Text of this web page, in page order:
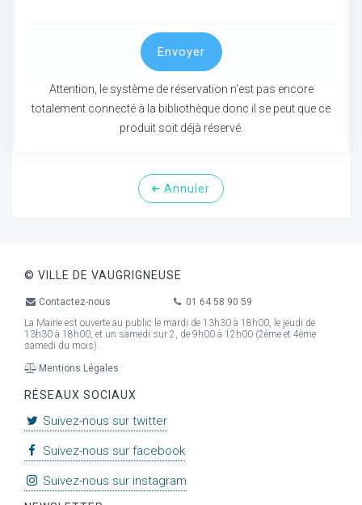
Envoyer
Attention, le système de réservation n'est pas encore
totalement connecté à la bibliothèque donc il se peut que ce
produit soit déjà réservé.
Annuler
© VILLE DE VAUGRIGNEUSE
Contactez-nous
01 64 58 90 59
La Mairie est ouverte au public le mardi de 13h30 à 18h00, le jeudi de
13h30 à 18h00, et un samedi sur 2, de 9h00 à 12h00 (2ème et 4ème
samedi du mois).
Mentions Légales
RÉSEAUX SOCIAUX
Suivez-nous sur twitter
Suivez-nous sur facebook
Suivez-nous sur instagram